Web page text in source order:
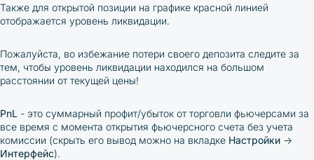
Также для открытой позиции на графике красной линией
отображается уровень ликвидации.
Пожалуйста, во избежание потери своего депозита следите за
тем, чтобы уровень ликвидации находился на большом
расстоянии от текущей цены!
PnL - это суммарный профит/убыток от торговли фьючерсами за
все время с момента открытия фьючерсного счета без учета
комиссии (скрыть его вывод можно на вкладке Настройки →
Интерфейс).